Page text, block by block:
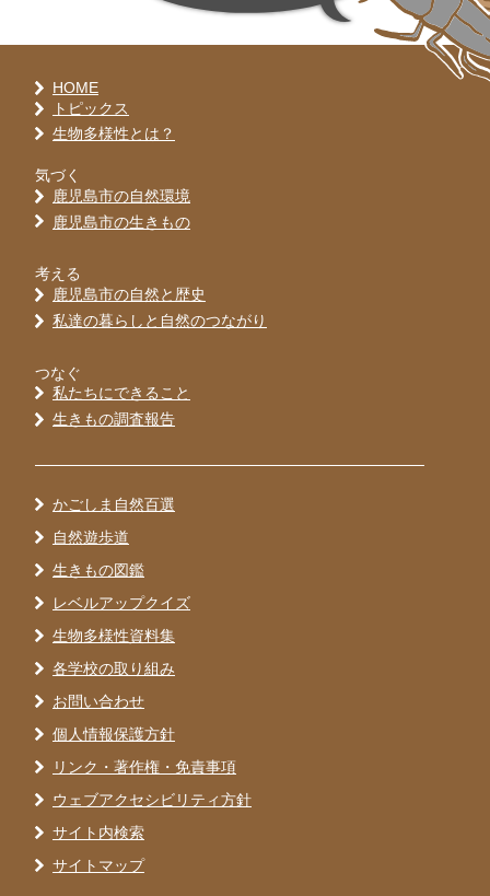
HOME
トピックス
生物多様性とは？
気づく
鹿児島市の自然環境
鹿児島市の生きもの
考える
鹿児島市の自然と歴史
私達の暮らしと自然のつながり
つなぐ
私たちにできること
生きもの調査報告
かごしま自然百選
自然遊歩道
生きもの図鑑
レベルアップクイズ
生物多様性資料集
各学校の取り組み
お問い合わせ
個人情報保護方針
リンク・著作権・免責事項
ウェブアクセシビリティ方針
サイト内検索
サイトマップ